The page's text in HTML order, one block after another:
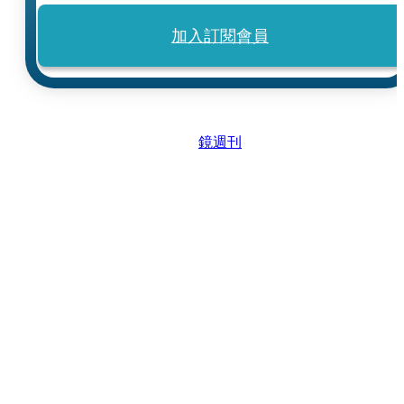
加入訂閱會員
鏡週刊